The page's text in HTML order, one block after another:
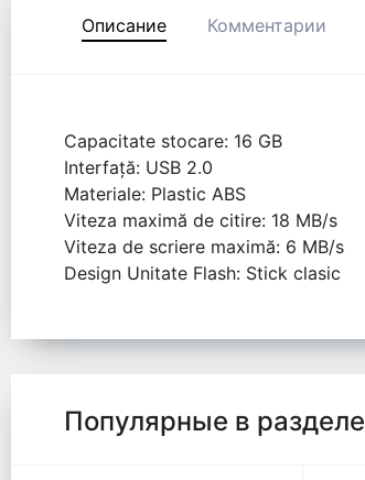
Описание Комментарии
Capacitate stocare: 16 GB
Interfață: USB 2.0
Materiale: Plastic ABS
Viteza maximă de citire: 18 MB/s
Viteza de scriere maximă: 6 MB/s
Design Unitate Flash: Stick clasic
Популярные в разделе